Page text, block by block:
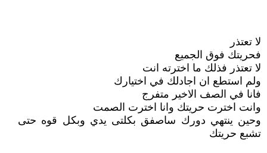
لا تعتذر
فحريتك فوق الجميع
لا تعتذر فذلك ما اخترته انت
ولم استطع ان اجادلك في اختيارك
فانا في الصف الاخير متفرج
وانت اخترت حريتك وانا اخترت الصمت
وحين ينتهي دورك ساصفق بكلتى يدي وبكل قوه حتى
تشبع حريتك